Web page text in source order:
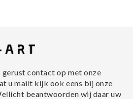
gerust contact op met onze
u mailt kijk ook eens bij onze
beantwoorden wij daar uw